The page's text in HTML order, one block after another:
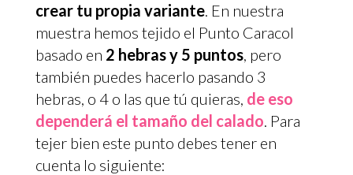
crear tu propia variante. En nuestra
muestra hemos tejido el Punto Caracol
basado en 2 hebras y 5 puntos, pero
también puedes hacerlo pasando 3
hebras, o 4 o las que tú quieras, de eso
dependerá el tamaño del calado. Para
tejer bien este punto debes tener en
cuenta lo siguiente: